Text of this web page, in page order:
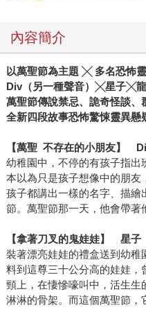
內容簡介
以萬聖節為主題 ╳ 多名恐怖
Div（另一種聲音）╳星子╳
萬聖節傳說禁忌、詭奇怪談、
全新四段故事恐怖驚悚靈異懸
【萬聖 不存在的小朋友】
幼稚園中，不停的有孩子指
本以為只是孩子想像中的朋友
孩子都講出一樣的名字、描繪
節。萬聖節那一天，他會帶著
【拿著刀叉的鬼娃娃】 星子
裝著漂亮娃娃的禮盒送到幼稚
料到這尊三十公分高的娃娃，
頸上，在悽慘嚎叫中，活生生
淋淋的骨架。而這個萬聖節